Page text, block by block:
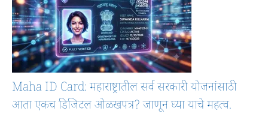
Maha ID Card: महाराष्ट्रातील सर्व सरकारी योजनांसाठी
आता एकच डिजिटल ओळखपत्र? जाणून घ्या याचे महत्व.